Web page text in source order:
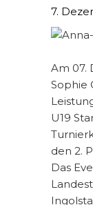
7.
Am 07.
Sophie
U19
den 2.
Das